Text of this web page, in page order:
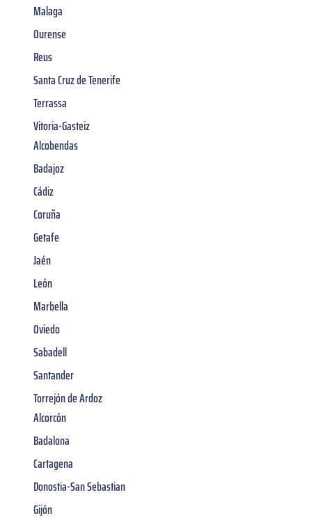
Malaga
Ourense
Reus
Santa Cruz de Tenerife
Terrassa
Vitoria-Gasteiz
Alcobendas
Badajoz
Cádiz
Coruña
Getafe
Jaén
León
Marbella
Oviedo
Sabadell
Santander
Torrejón de Ardoz
Alcorcón
Badalona
Cartagena
Donostia-San Sebastian
Gijón